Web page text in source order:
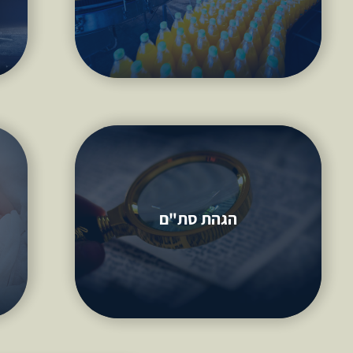
למידע נוסף
הגהת סת"ם
הגהת סת"ם
להכשרת ספרי תורה, תפילין, ומזוזות.
למידע נוסף